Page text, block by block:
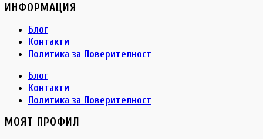
ИНФОРМАЦИЯ
Блог
Контакти
Политика за Поверителност
Блог
Контакти
Политика за Поверителност
МОЯТ ПРОФИЛ